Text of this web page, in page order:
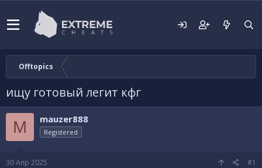
Offtopics
ищу готовый легит кфг
M mauzer888
Registered
30 Апр 2025 #1